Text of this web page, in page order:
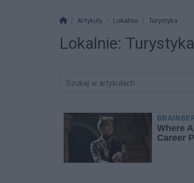
Strona główna
Artykuły Lokalnie Turystyka
Lokalnie: Turystyka